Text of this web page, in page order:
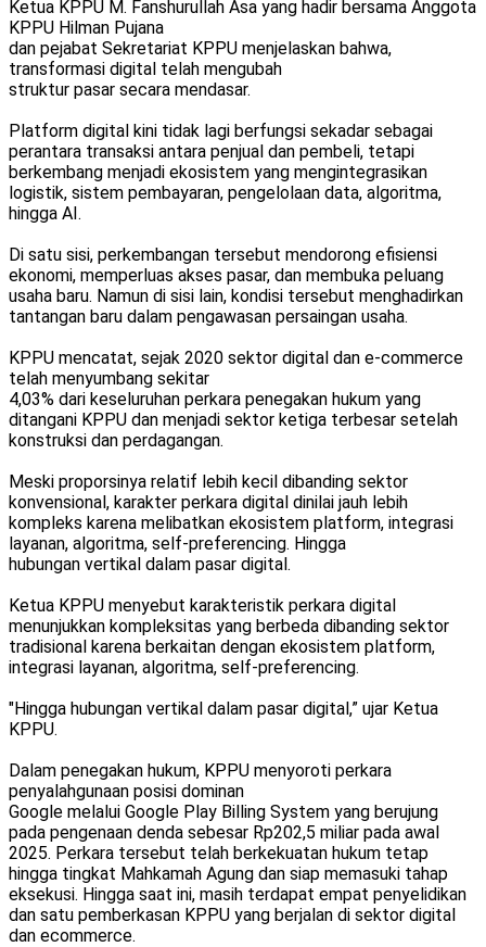
Ketua KPPU M. Fanshurullah Asa yang hadir bersama Anggota
KPPU Hilman Pujana
dan pejabat Sekretariat KPPU menjelaskan bahwa,
transformasi digital telah mengubah
struktur pasar secara mendasar.
Platform digital kini tidak lagi berfungsi sekadar sebagai
perantara transaksi antara penjual dan pembeli, tetapi
berkembang menjadi ekosistem yang mengintegrasikan
logistik, sistem pembayaran, pengelolaan data, algoritma,
hingga AI.
Di satu sisi, perkembangan tersebut mendorong efisiensi
ekonomi, memperluas akses pasar, dan membuka peluang
usaha baru. Namun di sisi lain, kondisi tersebut menghadirkan
tantangan baru dalam pengawasan persaingan usaha.
KPPU mencatat, sejak 2020 sektor digital dan e-commerce
telah menyumbang sekitar
4,03% dari keseluruhan perkara penegakan hukum yang
ditangani KPPU dan menjadi sektor ketiga terbesar setelah
konstruksi dan perdagangan.
Meski proporsinya relatif lebih kecil dibanding sektor
konvensional, karakter perkara digital dinilai jauh lebih
kompleks karena melibatkan ekosistem platform, integrasi
layanan, algoritma, self-preferencing. Hingga
hubungan vertikal dalam pasar digital.
Ketua KPPU menyebut karakteristik perkara digital
menunjukkan kompleksitas yang berbeda dibanding sektor
tradisional karena berkaitan dengan ekosistem platform,
integrasi layanan, algoritma, self-preferencing.
"Hingga hubungan vertikal dalam pasar digital,” ujar Ketua
KPPU.
Dalam penegakan hukum, KPPU menyoroti perkara
penyalahgunaan posisi dominan
Google melalui Google Play Billing System yang berujung
pada pengenaan denda sebesar Rp202,5 miliar pada awal
2025. Perkara tersebut telah berkekuatan hukum tetap
hingga tingkat Mahkamah Agung dan siap memasuki tahap
eksekusi. Hingga saat ini, masih terdapat empat penyelidikan
dan satu pemberkasan KPPU yang berjalan di sektor digital
dan ecommerce.